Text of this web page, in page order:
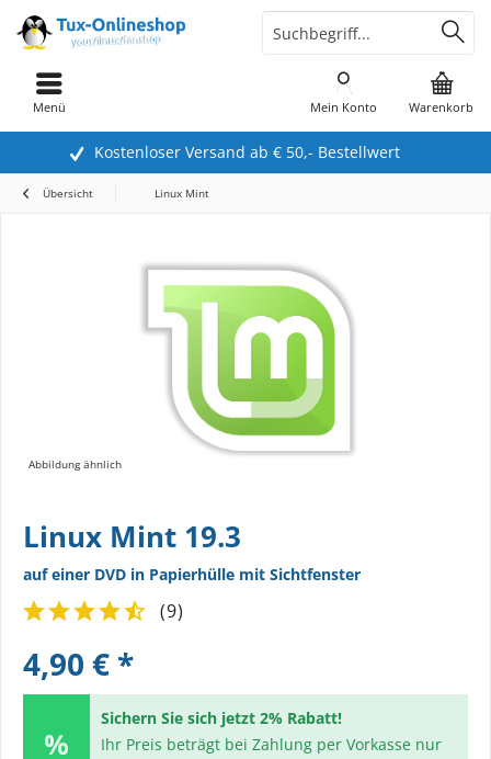
Kostenloser Versand ab € 50,- Bestellwert
Warenkorb
Mein Konto
Menü
Übersicht Linux Mint
Abbildung ähnlich
Linux Mint 19.3
auf einer DVD in Papierhülle mit Sichtfenster
(9)
4,90 € *
Sichern Sie sich jetzt 2% Rabatt!
Ihr Preis beträgt bei Zahlung per Vorkasse nur